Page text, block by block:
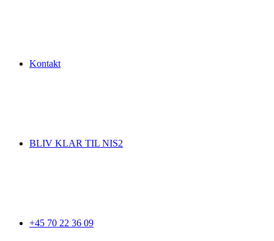
Kontakt
BLIV KLAR TIL NIS2
+45 70 22 36 09